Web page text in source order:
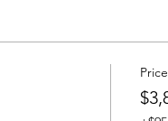
Price